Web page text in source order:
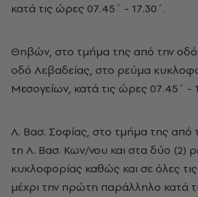
κατά τις ώρες 07.45΄ - 17.30΄.
Θηβών, στο τμήμα της από την
οδό Λεβαδείας, στο ρεύμα
Μεσογείων, κατά τις ώρες 07.45΄ -
Λ. Βασ. Σοφίας, στο τμήμα της από
τη Λ. Βασ. Κων/νου και στα δύο (2)
κυκλοφορίας καθώς και σε όλες
μέχρι την πρώτη παράλληλο κατά